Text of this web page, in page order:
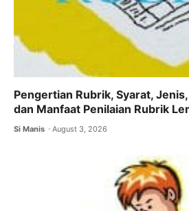
Pengertian Rubrik, Syarat,
dan Manfaat Penilaian Rubrik
Si Manis August 3, 2026